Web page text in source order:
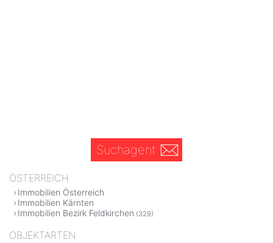
Suchagent
ÖSTERREICH
Immobilien Österreich
Immobilien Kärnten
Immobilien Bezirk Feldkirchen (329)
OBJEKTARTEN